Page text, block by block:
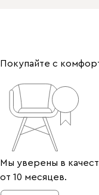
Покупайте с
Мы уверены в
от 10 месяцев.